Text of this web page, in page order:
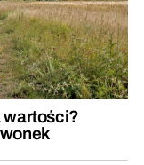
wartości?